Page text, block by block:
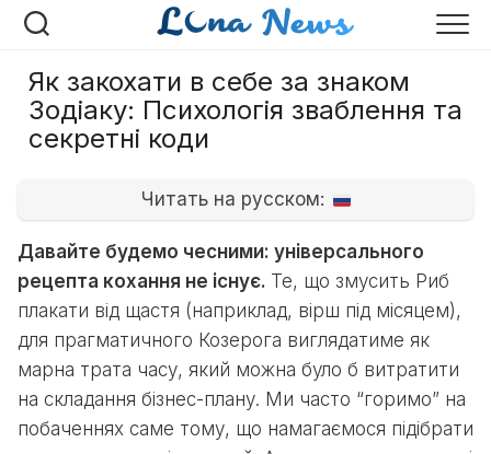
Перейти
Як закохати в себе за знаком
Зодіаку: Психологія зваблення та
секретні коди
Читать на русском:
Давайте будемо чесними: універсального
рецепта кохання не існує. Те, що змусить Риб
плакати від щастя (наприклад, вірш під місяцем),
для прагматичного Козерога виглядатиме як
марна трата часу, який можна було б витратити
на складання бізнес-плану. Ми часто “горимо” на
побаченнях саме тому, що намагаємося підібрати